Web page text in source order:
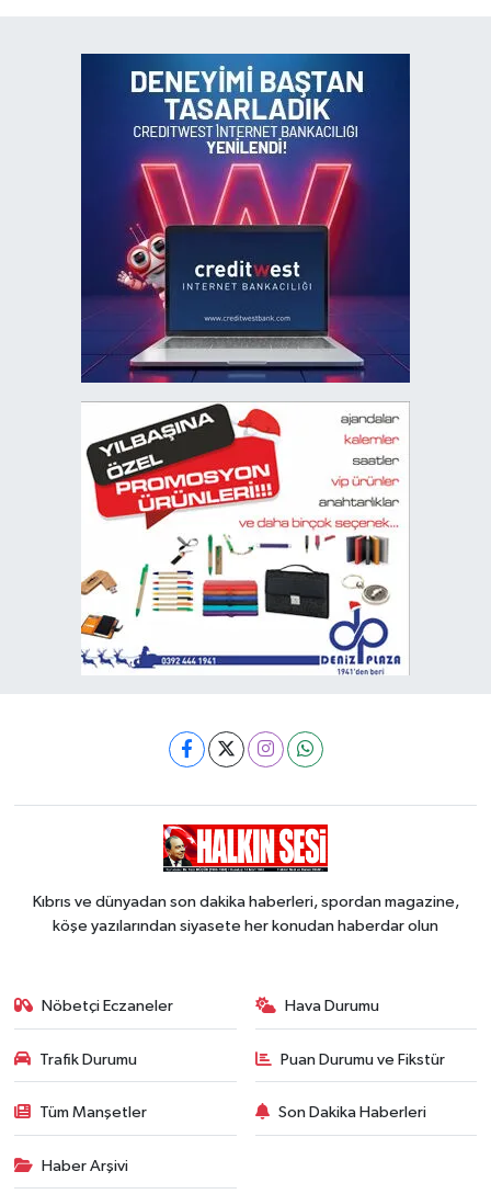
Kıbrıs ve dünyadan son dakika haberleri, spordan magazine,
köşe yazılarından siyasete her konudan haberdar olun
Nöbetçi Eczaneler Hava Durumu
Trafik Durumu Puan Durumu ve Fikstür
Tüm Manşetler Son Dakika Haberleri
Haber Arşivi